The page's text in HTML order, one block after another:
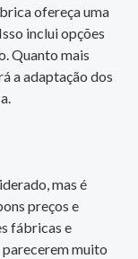
ofereça uma
inclui opções
Quanto mais
a adaptação dos
mas é
preços e
fábricas e
parecerem muito